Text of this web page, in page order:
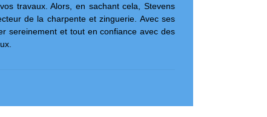
travaux. Alors, en sachant cela, Stevens
de la charpente et zinguerie. Avec ses
sereinement et tout en confiance avec des